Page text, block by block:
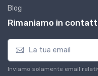
Blog
Rimaniamo in
Inviamo solamente email